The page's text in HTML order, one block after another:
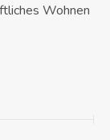
Wohnen